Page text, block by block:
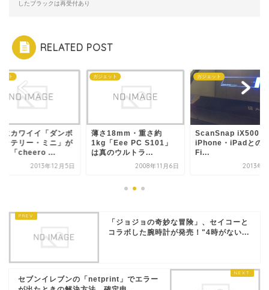
したブラックは再受付あり
RELATED POST
ット
にカワイイ「ダンボ
ッテリー・ミニ」が
！「cheero ...
2013年12月5日
ガジェット
薄さ18mm・重さ約
1kg「Eee PC S101」
は真のウルトラ...
2008年11月6日
ガジェット
ScanSnap iX500、
iPhone・iPadとの
Fi...
2013年3
「ジョジョの奇妙な冒険」、セイコーと
コラボした腕時計が発売！"4時がない...
セブンイレブンの「netprint」でエラー